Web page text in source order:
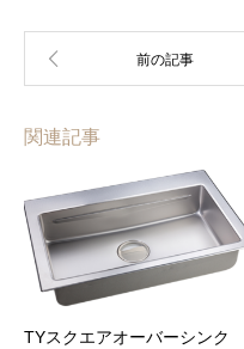
ファイル添付
関連記事
TYスクエアオーバーシンク